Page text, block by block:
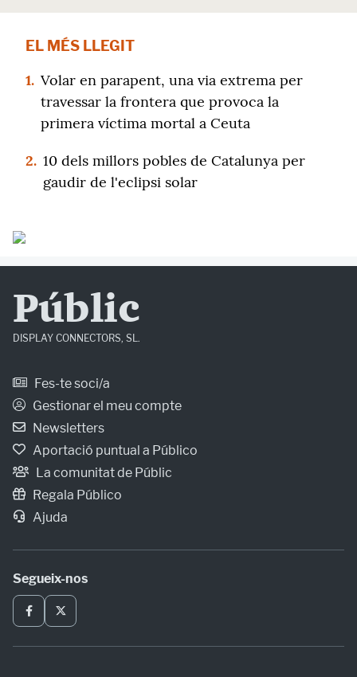
EL MÉS LLEGIT
1. Volar en parapent, una via extrema per
travessar la frontera que provoca la
primera víctima mortal a Ceuta
2. 10 dels millors pobles de Catalunya per
gaudir de l'eclipsi solar
Públic
DISPLAY CONNECTORS, SL.
Fes-te soci/a
Gestionar el meu compte
Newsletters
Aportació puntual a Público
La comunitat de Públic
Regala Público
Ajuda
Segueix-nos